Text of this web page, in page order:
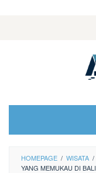
HOMEPAGE / WISATA /
YANG MEMUKAU DI BALI